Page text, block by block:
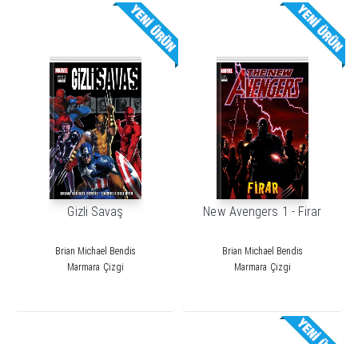
Gizli Savaş
Brian Michael Bendis
Marmara Çizgi
New Avengers 1 - Firar
Brian Michael Bendis
Marmara Çizgi